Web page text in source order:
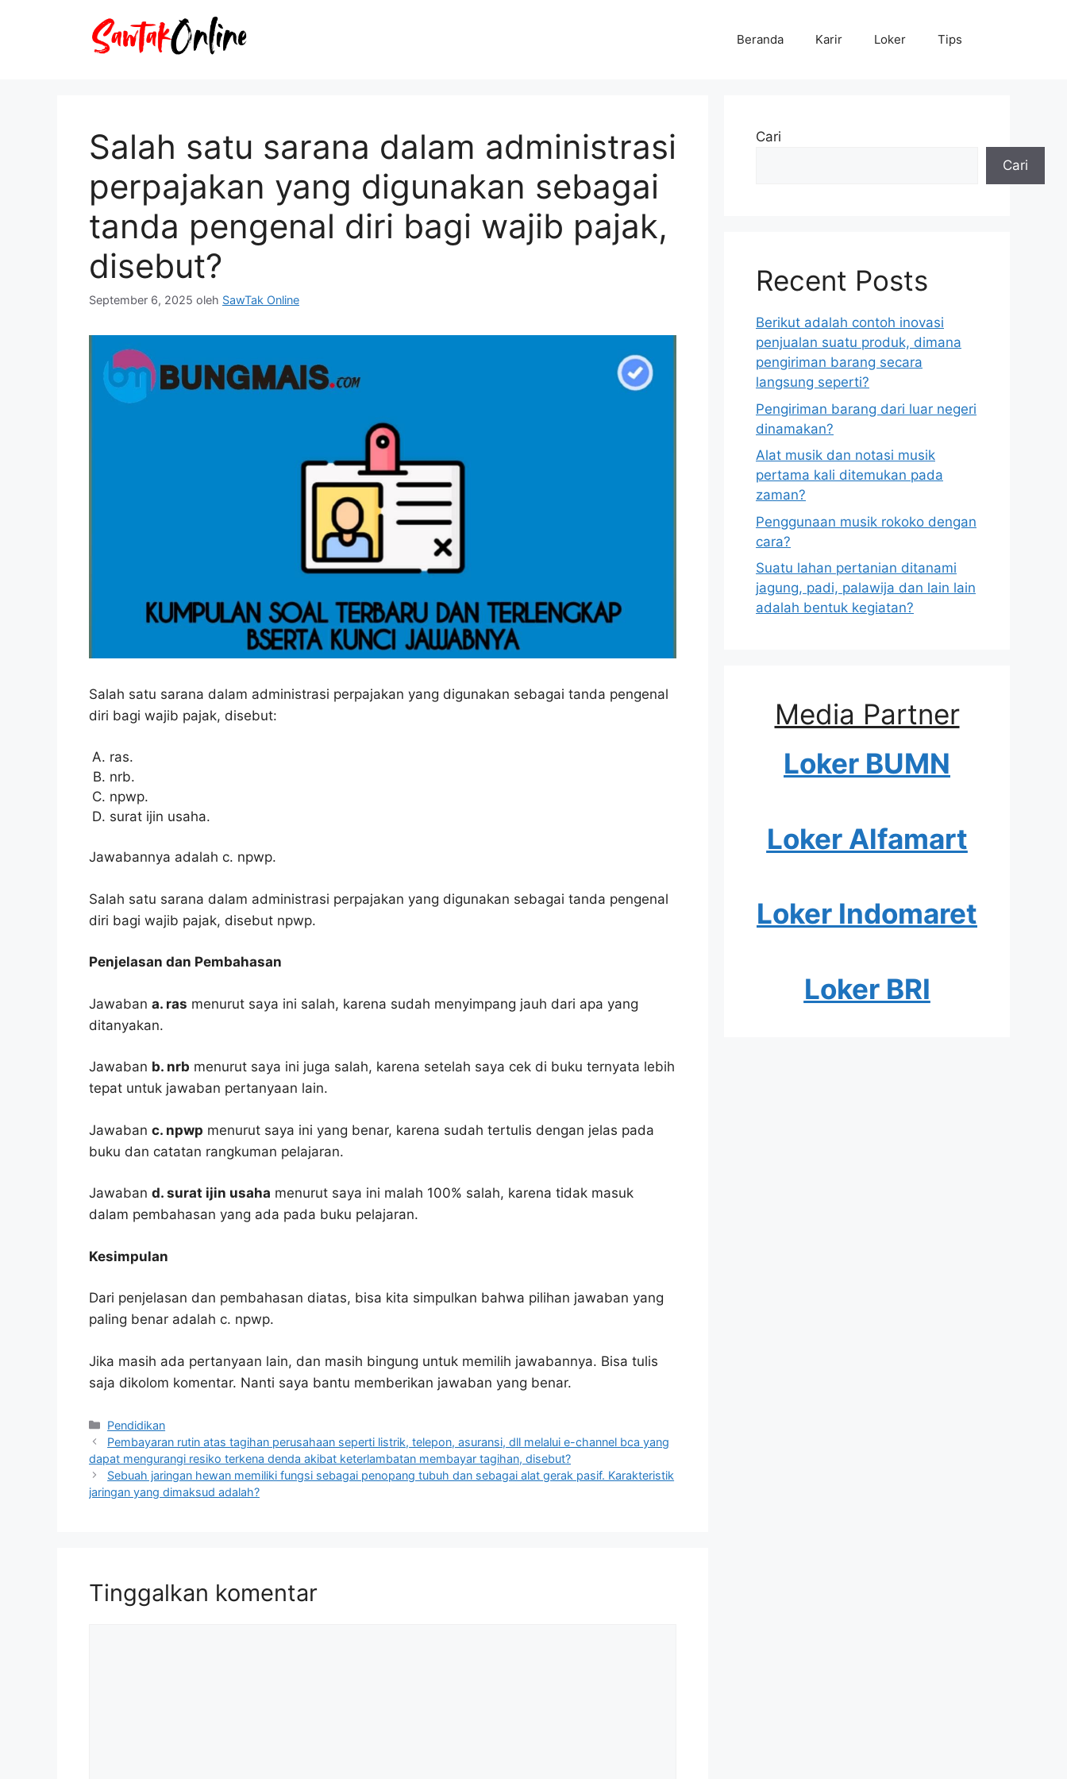
Beranda Karir Loker Tips
Salah satu sarana dalam administrasi
perpajakan yang digunakan sebagai
tanda pengenal diri bagi wajib pajak,
disebut?
September 6, 2025 oleh SawTak Online
Salah satu sarana dalam administrasi perpajakan yang digunakan sebagai tanda pengenal
diri bagi wajib pajak, disebut:
ras.
nrb.
npwp.
surat ijin usaha.
Jawabannya adalah c. npwp.
Salah satu sarana dalam administrasi perpajakan yang digunakan sebagai tanda pengenal
diri bagi wajib pajak, disebut npwp.
Penjelasan dan Pembahasan
Jawaban a. ras menurut saya ini salah, karena sudah menyimpang jauh dari apa yang
ditanyakan.
Jawaban b. nrb menurut saya ini juga salah, karena setelah saya cek di buku ternyata lebih
tepat untuk jawaban pertanyaan lain.
Jawaban c. npwp menurut saya ini yang benar, karena sudah tertulis dengan jelas pada
buku dan catatan rangkuman pelajaran.
Jawaban d. surat ijin usaha menurut saya ini malah 100% salah, karena tidak masuk
dalam pembahasan yang ada pada buku pelajaran.
Kesimpulan
Dari penjelasan dan pembahasan diatas, bisa kita simpulkan bahwa pilihan jawaban yang
paling benar adalah c. npwp.
Jika masih ada pertanyaan lain, dan masih bingung untuk memilih jawabannya. Bisa tulis
saja dikolom komentar. Nanti saya bantu memberikan jawaban yang benar.
Kategori
Pendidikan
Pembayaran rutin atas tagihan perusahaan seperti listrik, telepon, asuransi, dll melalui e-channel bca yang
dapat mengurangi resiko terkena denda akibat keterlambatan membayar tagihan, disebut?
Sebuah jaringan hewan memiliki fungsi sebagai penopang tubuh dan sebagai alat gerak pasif. Karakteristik
jaringan yang dimaksud adalah?
Tinggalkan komentar
Cari
Cari
Recent Posts
Berikut adalah contoh inovasi
penjualan suatu produk, dimana
pengiriman barang secara
langsung seperti?
Pengiriman barang dari luar negeri
dinamakan?
Alat musik dan notasi musik
pertama kali ditemukan pada
zaman?
Penggunaan musik rokoko dengan
cara?
Suatu lahan pertanian ditanami
jagung, padi, palawija dan lain lain
adalah bentuk kegiatan?
Media Partner
Loker BUMN
Loker Alfamart
Loker Indomaret
Loker BRI